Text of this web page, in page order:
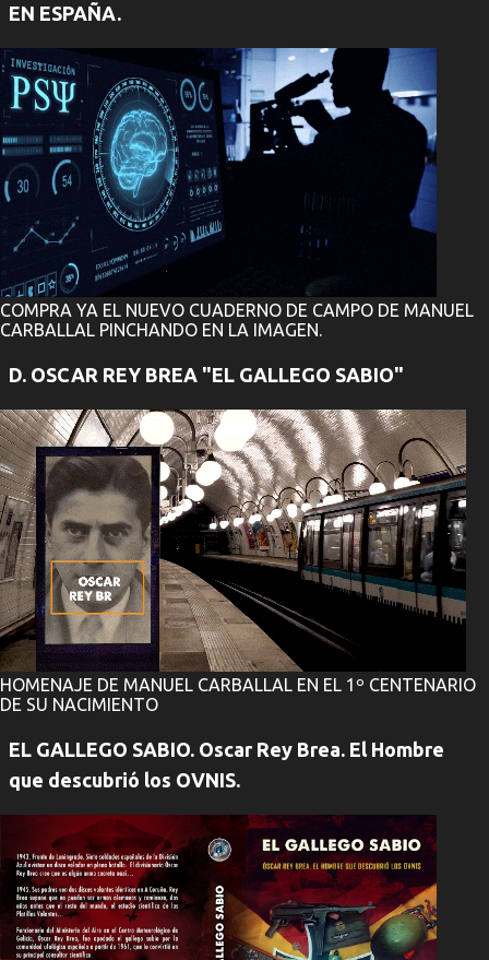
EN ESPAÑA.
COMPRA YA EL NUEVO CUADERNO DE CAMPO DE MANUEL
CARBALLAL PINCHANDO EN LA IMAGEN.
D. OSCAR REY BREA "EL GALLEGO SABIO"
HOMENAJE DE MANUEL CARBALLAL EN EL 1º CENTENARIO
DE SU NACIMIENTO
EL GALLEGO SABIO. Oscar Rey Brea. El Hombre
que descubrió los OVNIS.